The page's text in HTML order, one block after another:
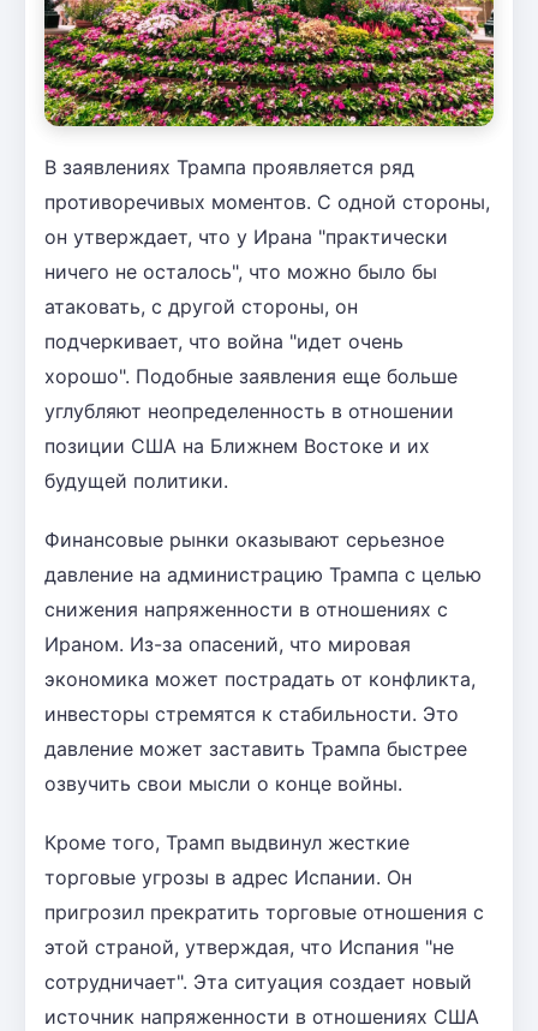
В заявлениях Трампа проявляется ряд
противоречивых моментов. С одной стороны,
он утверждает, что у Ирана "практически
ничего не осталось", что можно было бы
атаковать, с другой стороны, он
подчеркивает, что война "идет очень
хорошо". Подобные заявления еще больше
углубляют неопределенность в отношении
позиции США на Ближнем Востоке и их
будущей политики.
Финансовые рынки оказывают серьезное
давление на администрацию Трампа с целью
снижения напряженности в отношениях с
Ираном. Из-за опасений, что мировая
экономика может пострадать от конфликта,
инвесторы стремятся к стабильности. Это
давление может заставить Трампа быстрее
озвучить свои мысли о конце войны.
Кроме того, Трамп выдвинул жесткие
торговые угрозы в адрес Испании. Он
пригрозил прекратить торговые отношения с
этой страной, утверждая, что Испания "не
сотрудничает". Эта ситуация создает новый
источник напряженности в отношениях США